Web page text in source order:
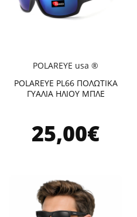
POLAREYE usa ®
POLAREYE PL66 ΠΟΛΩΤΙΚΑ
ΓΥΑΛΙΑ ΗΛΙΟΥ ΜΠΛΕ
25,00€